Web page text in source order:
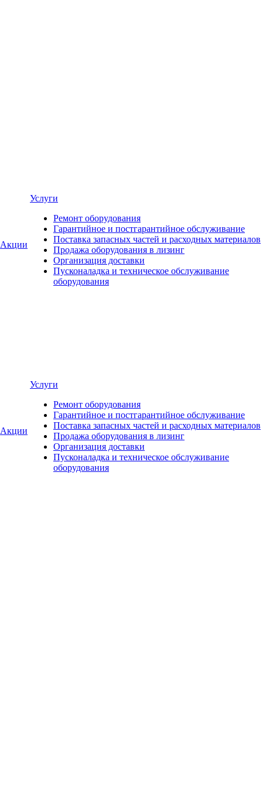
Акции
Услуги
Ремонт оборудования
Гарантийное и постгарантийное обслуживание
Поставка запасных частей и расходных материалов
Продажа оборудования в лизинг
Организация доставки
Пусконаладка и техническое обслуживание
оборудования
Акции
Услуги
Ремонт оборудования
Гарантийное и постгарантийное обслуживание
Поставка запасных частей и расходных материалов
Продажа оборудования в лизинг
Организация доставки
Пусконаладка и техническое обслуживание
оборудования